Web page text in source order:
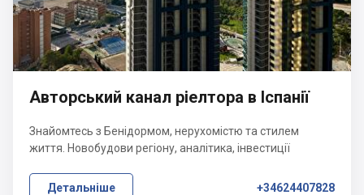
Авторський канал ріелтора в Іспанії
Знайомтесь з Бенідормом, нерухомістю та стилем
життя. Новобудови регіону, аналітика, інвестиції
Детальніше +34624407828